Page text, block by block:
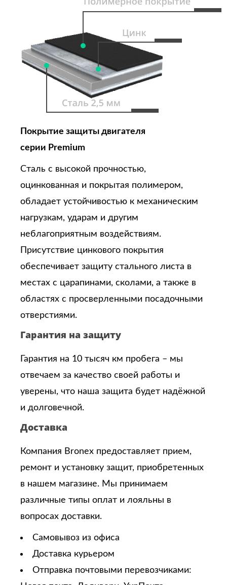
Покрытие защиты двигателя
серии Premium
Сталь с высокой прочностью,
оцинкованная и покрытая полимером,
обладает устойчивостью к механическим
нагрузкам, ударам и другим
неблагоприятным воздействиям.
Присутствие цинкового покрытия
обеспечивает защиту стального листа в
местах с царапинами, сколами, а также в
областях с просверленными посадочными
отверстиями.
Гарантия на защиту
Гарантия на 10 тысяч км пробега – мы
отвечаем за качество своей работы и
уверены, что наша защита будет надёжной
и долговечной.
Доставка
Компания Bronex предоставляет прием,
ремонт и установку защит, приобретенных
в нашем магазине. Мы принимаем
различные типы оплат и лояльны в
вопросах доставки.
Самовывоз из офиса
Доставка курьером
Отправка почтовыми перевозчиками: